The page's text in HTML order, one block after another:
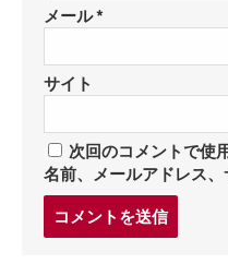
メール*
サイト
次回のコメントで使
名前、メールアドレス、